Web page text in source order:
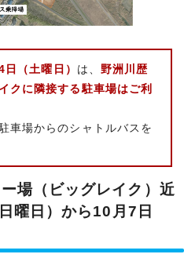
（土曜日） は、 野洲川歴
クに隣接する駐車場はご利
車場からのシャトルバスを
場（ビッグレイク）近
曜日）から10月7日